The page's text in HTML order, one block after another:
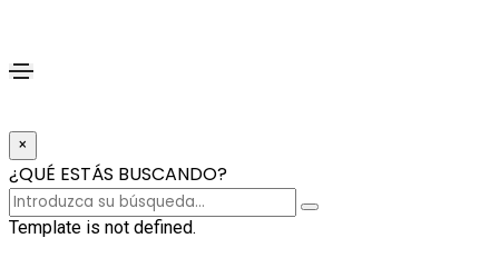
×
¿QUÉ ESTÁS BUSCANDO?
Template is not defined.